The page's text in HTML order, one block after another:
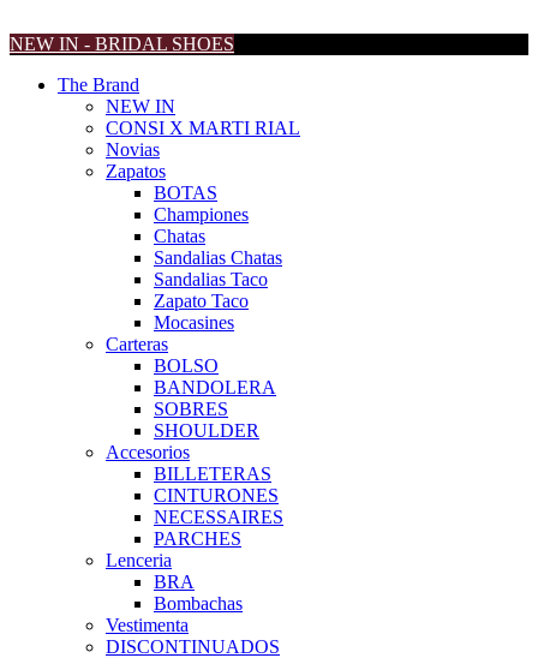
NEW IN - BRIDAL SHOES
The Brand
NEW IN
CONSI X MARTI RIAL
Novias
Zapatos
BOTAS
Championes
Chatas
Sandalias Chatas
Sandalias Taco
Zapato Taco
Mocasines
Carteras
BOLSO
BANDOLERA
SOBRES
SHOULDER
Accesorios
BILLETERAS
CINTURONES
NECESSAIRES
PARCHES
Lenceria
BRA
Bombachas
Vestimenta
DISCONTINUADOS